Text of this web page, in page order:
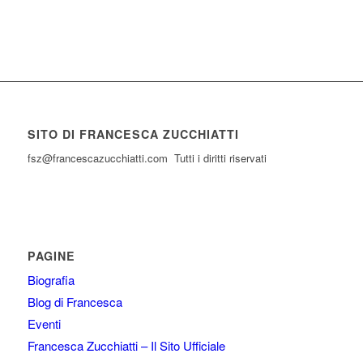
SITO DI FRANCESCA ZUCCHIATTI
fsz@francescazucchiatti.com Tutti i diritti riservati
PAGINE
Biografia
Blog di Francesca
Eventi
Francesca Zucchiatti – Il Sito Ufficiale